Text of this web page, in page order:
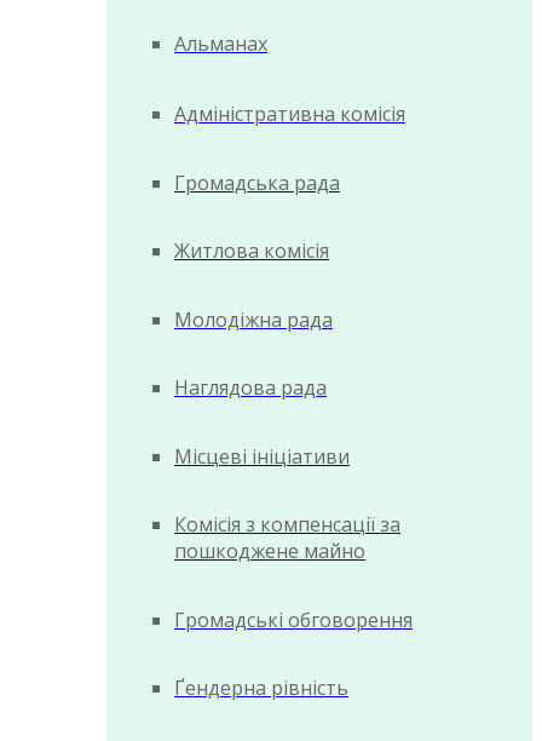
Альманах
Адміністративна комісія
Громадська рада
Житлова комісія
Молодіжна рада
Наглядова рада
Місцеві ініціативи
Комісія з компенсації за
пошкоджене майно
Громадські обговорення
Ґендерна рівність